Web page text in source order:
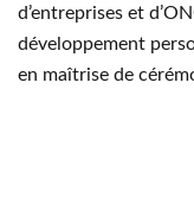
d’entreprises et
développement
en maîtrise de